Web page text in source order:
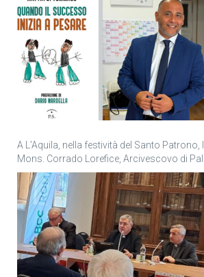
A L’Aquila, nella festività del Santo
Mons. Corrado Lorefice, Arcivescovo di